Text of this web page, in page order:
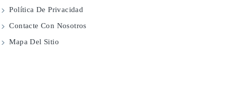
Política De Privacidad
Contacte Con Nosotros
Mapa Del Sitio